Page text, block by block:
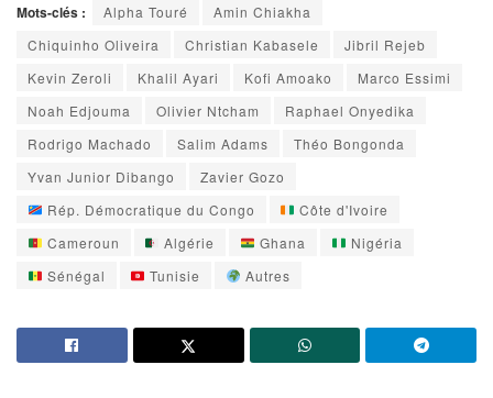
Mots-clés : Alpha Touré
Amin Chiakha
Chiquinho Oliveira
Christian Kabasele
Jibril Rejeb
Kevin Zeroli
Khalil Ayari Kofi Amoako
Marco Essimi
Noah Edjouma
Olivier Ntcham
Raphael Onyedika
Rodrigo Machado
Salim Adams
Théo Bongonda
Yvan Junior Dibango
Zavier Gozo
Rép. Démocratique du Congo
Côte d'Ivoire
Cameroun
Algérie Ghana
Nigéria
Sénégal
Tunisie Autres